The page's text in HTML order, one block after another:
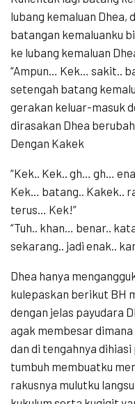
lubang kemaluan Dhea,
batangan kemaluanku
ke lubang kemaluan
“Ampun… Kek… sakit..
setengah batang
gerakan keluar-masuk
dirasakan Dhea
Dengan Kakek
“Kek.. Kek.. gh… gh…
Kek… batang.. Kakek..
terus… Kek!”
“Tuh.. khan… benar..
sekarang.. jadi enak..
Dhea hanya
kulepaskan berikut BH
dengan jelas payudara
agak membesar
dan di tengahnya
tumbuh membuatku
rakusnya mulutku